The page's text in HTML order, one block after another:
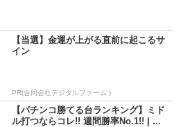
【当選】金運が上がる直前に起こるサ
イン
PR(合同会社デジタルファーム )
【パチンコ勝てる台ランキング】ミド
ル打つならコレ!! 週間勝率No.1!! | ...